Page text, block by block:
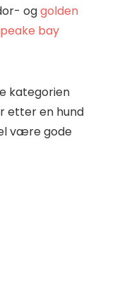
oggolden
bay
kategorien
etter en hund
være gode